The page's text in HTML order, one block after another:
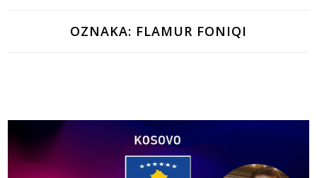
OZNAKA: FLAMUR FONIQI